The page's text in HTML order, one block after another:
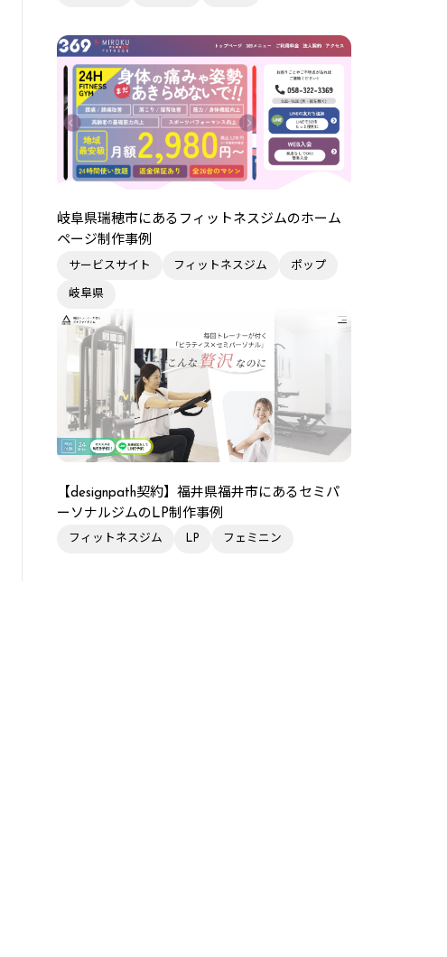
岐阜県瑞穂市にあるフィットネスジムのホーム
ページ制作事例
サービスサイト フィットネスジム ポップ
岐阜県
【designpath契約】福井県福井市にあるセミパ
ーソナルジムのLP制作事例
フィットネスジム LP フェミニン